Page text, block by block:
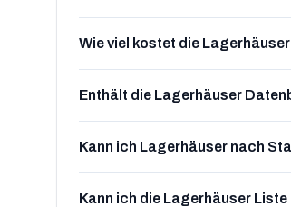
Wie viel kostet die
Enthält die Lagerhäuser
Kann ich Lagerhäuser nach
Kann ich die Lagerhäuser